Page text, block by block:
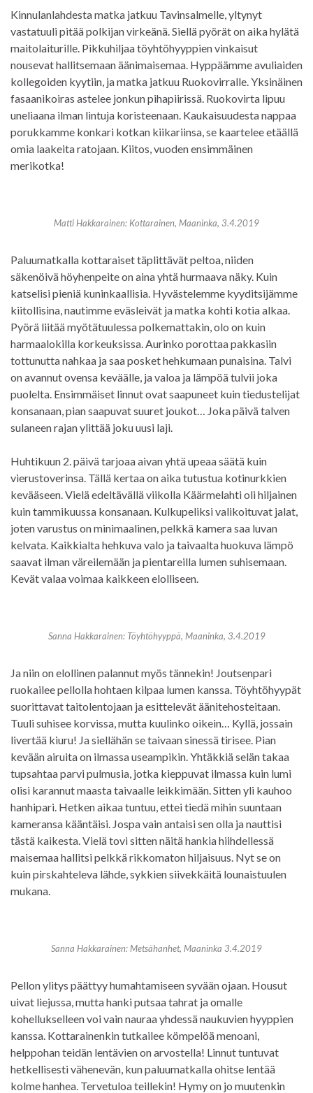
Kinnulanlahdesta matka jatkuu Tavinsalmelle, yltynyt
vastatuuli pitää polkijan virkeänä. Siellä pyörät on aika hylätä
maitolaiturille. Pikkuhiljaa töyhtöhyyppien vinkaisut
nousevat hallitsemaan äänimaisemaa. Hyppäämme avuliaiden
kollegoiden kyytiin, ja matka jatkuu Ruokovirralle. Yksinäinen
fasaanikoiras astelee jonkun pihapiirissä. Ruokovirta lipuu
uneliaana ilman lintuja koristeenaan. Kaukaisuudesta nappaa
porukkamme konkari kotkan kiikariinsa, se kaartelee etäällä
omia laakeita ratojaan. Kiitos, vuoden ensimmäinen
merikotka!
Matti Hakkarainen: Kottarainen, Maaninka, 3.4.2019
Paluumatkalla kottaraiset täplittävät peltoa, niiden
säkenöivä höyhenpeite on aina yhtä hurmaava näky. Kuin
katselisi pieniä kuninkaallisia. Hyvästelemme kyyditsijämme
kiitollisina, nautimme eväsleivät ja matka kohti kotia alkaa.
Pyörä liitää myötätuulessa polkemattakin, olo on kuin
harmaalokilla korkeuksissa. Aurinko porottaa pakkasiin
tottunutta nahkaa ja saa posket hehkumaan punaisina. Talvi
on avannut ovensa keväälle, ja valoa ja lämpöä tulvii joka
puolelta. Ensimmäiset linnut ovat saapuneet kuin tiedustelijat
konsanaan, pian saapuvat suuret joukot… Joka päivä talven
sulaneen rajan ylittää joku uusi laji.
Huhtikuun 2. päivä tarjoaa aivan yhtä upeaa säätä kuin
vierustoverinsa. Tällä kertaa on aika tutustua kotinurkkien
kevääseen. Vielä edeltävällä viikolla Käärmelahti oli hiljainen
kuin tammikuussa konsanaan. Kulkupeliksi valikoituvat jalat,
joten varustus on minimaalinen, pelkkä kamera saa luvan
kelvata. Kaikkialta hehkuva valo ja taivaalta huokuva lämpö
saavat ilman väreilemään ja pientareilla lumen suhisemaan.
Kevät valaa voimaa kaikkeen elolliseen.
Sanna Hakkarainen: Töyhtöhyyppä, Maaninka, 3.4.2019
Ja niin on elollinen palannut myös tännekin! Joutsenpari
ruokailee pellolla hohtaen kilpaa lumen kanssa. Töyhtöhyypät
suorittavat taitolentojaan ja esittelevät äänitehosteitaan.
Tuuli suhisee korvissa, mutta kuulinko oikein… Kyllä, jossain
livertää kiuru! Ja siellähän se taivaan sinessä tirisee. Pian
kevään airuita on ilmassa useampikin. Yhtäkkiä selän takaa
tupsahtaa parvi pulmusia, jotka kieppuvat ilmassa kuin lumi
olisi karannut maasta taivaalle leikkimään. Sitten yli kauhoo
hanhipari. Hetken aikaa tuntuu, ettei tiedä mihin suuntaan
kameransa kääntäisi. Jospa vain antaisi sen olla ja nauttisi
tästä kaikesta. Vielä tovi sitten näitä hankia hiihdellessä
maisemaa hallitsi pelkkä rikkomaton hiljaisuus. Nyt se on
kuin pirskahteleva lähde, sykkien siivekkäitä lounaistuulen
mukana.
Sanna Hakkarainen: Metsähanhet, Maaninka 3.4.2019
Pellon ylitys päättyy humahtamiseen syvään ojaan. Housut
uivat liejussa, mutta hanki putsaa tahrat ja omalle
kohellukselleen voi vain nauraa yhdessä naukuvien hyyppien
kanssa. Kottarainenkin tutkailee kömpelöä menoani,
helppohan teidän lentävien on arvostella! Linnut tuntuvat
hetkellisesti vähenevän, kun paluumatkalla ohitse lentää
kolme hanhea. Tervetuloa teillekin! Hymy on jo muutenkin